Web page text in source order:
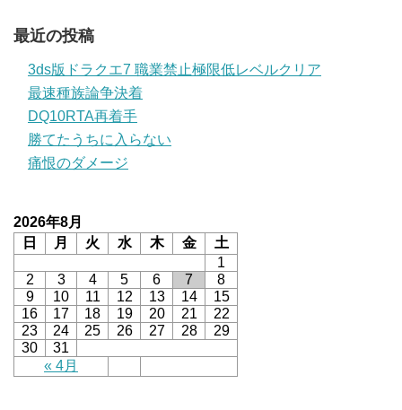
最近の投稿
3ds版ドラクエ7 職業禁止極限低レベルクリア
最速種族論争決着
DQ10RTA再着手
勝てたうちに入らない
痛恨のダメージ
2026年8月
日
月 火 水 木 金 土
« 4月
1
2
3 4 5 6 7
8
9
10 11 12 13 14
15
16
17 18 19 20 21
22
23
24 25 26 27 28
29
30
31